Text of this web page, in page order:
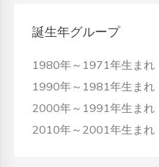
誕生年グループ
1980年～1971年生まれ
1990年～1981年生まれ
2000年～1991年生まれ
2010年～2001年生まれ